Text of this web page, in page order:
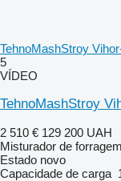
TehnoMashStroy
5
VÍDEO
TehnoMashStroy
2 510 € 129 200 UAH
Misturador de
Estado novo
Capacidade de carga